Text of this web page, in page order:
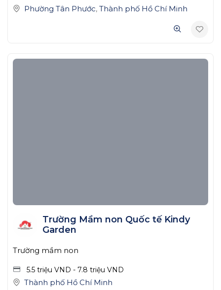
Phường Tân Phước, Thành phố Hồ Chí Minh
Trường Mầm non Quốc tế Kindy
Garden
Trường mầm non
5.5 triệu VND - 7.8 triệu VND
Thành phố Hồ Chí Minh